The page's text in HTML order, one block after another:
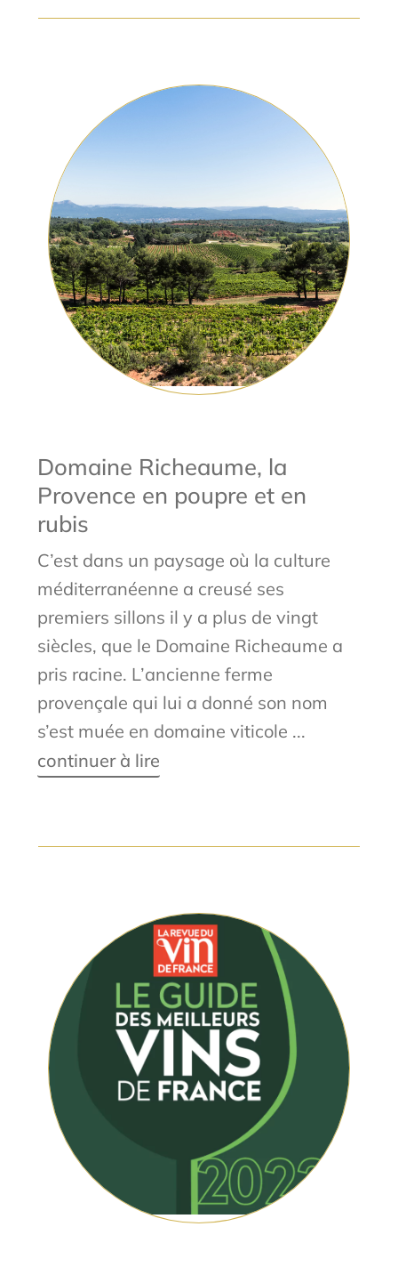
Domaine Richeaume, la
Provence en poupre et en
rubis
C’est dans un paysage où la culture
méditerranéenne a creusé ses
premiers sillons il y a plus de vingt
siècles, que le Domaine Richeaume a
pris racine. L’ancienne ferme
provençale qui lui a donné son nom
s’est muée en domaine viticole ...
continuer à lire